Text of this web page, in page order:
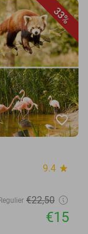
33%
favorite_border
9.4 star
€22,50
€15